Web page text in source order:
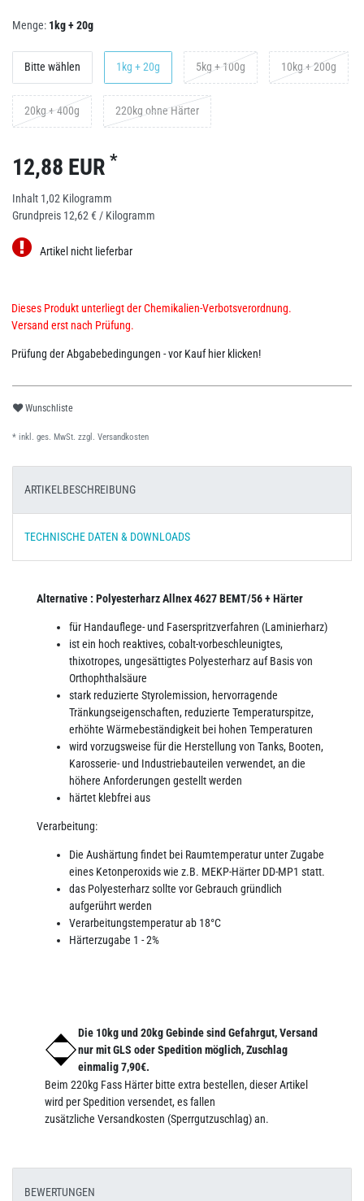
Menge: 1kg + 20g
Bitte wählen 1kg + 20g 5kg + 100g 10kg + 200g
20kg + 400g 220kg ohne Härter
12,88 EUR *
Inhalt 1,02 Kilogramm
Grundpreis 12,62 € / Kilogramm
Artikel nicht lieferbar
Dieses Produkt unterliegt der Chemikalien-Verbotsverordnung.
Versand erst nach Prüfung.
Prüfung der Abgabebedingungen - vor Kauf hier klicken!
Wunschliste
* inkl. ges. MwSt. zzgl. Versandkosten
ARTIKELBESCHREIBUNG
TECHNISCHE DATEN & DOWNLOADS
Alternative : Polyesterharz Allnex 4627 BEMT/56 + Härter
für Handauflege- und Faserspritzverfahren (Laminierharz)
ist ein hoch reaktives, cobalt-vorbeschleunigtes,
thixotropes, ungesättigtes Polyesterharz auf Basis von
Orthophthalsäure
stark reduzierte Styrolemission, hervorragende
Tränkungseigenschaften, reduzierte Temperaturspitze,
erhöhte Wärmebeständigkeit bei hohen Temperaturen
wird vorzugsweise für die Herstellung von Tanks, Booten,
Karosserie- und Industriebauteilen verwendet, an die
höhere Anforderungen gestellt werden
härtet klebfrei aus
Verarbeitung:
Die Aushärtung findet bei Raumtemperatur unter Zugabe
eines Ketonperoxids wie z.B. MEKP-Härter DD-MP1 statt.
das Polyesterharz sollte vor Gebrauch gründlich
aufgerührt werden
Verarbeitungstemperatur ab 18°C
Härterzugabe 1 - 2%
Die 10kg und 20kg Gebinde sind Gefahrgut, Versand
nur mit GLS oder Spedition möglich, Zuschlag
einmalig 7,90€.
Beim 220kg Fass Härter bitte extra bestellen, dieser Artikel
wird per Spedition versendet, es fallen
zusätzliche Versandkosten (Sperrgutzuschlag) an.
BEWERTUNGEN